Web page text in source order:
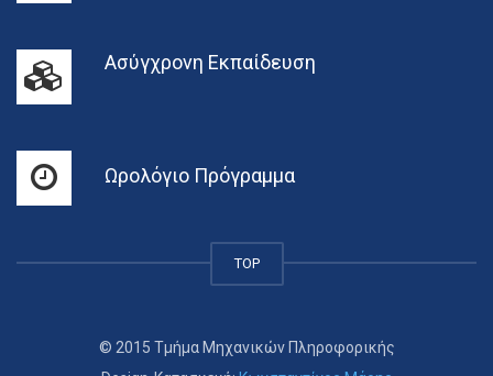
Ασύγχρονη Εκπαίδευση
Ωρολόγιο Πρόγραμμα
TOP
© 2015 Τμήμα Μηχανικών Πληροφορικής